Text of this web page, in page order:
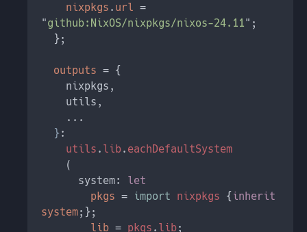
nixpkgs . url =
"github:NixOS/nixpkgs/nixos-24.11
outputs
}
utils . lib.
      system:
pkgs = import nixpkgs {
system
lib = pkgs . lib